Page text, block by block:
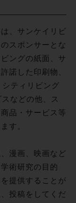
、サンケイリビ
スポンサーとな
ングの紙面、サ
諾した印刷物、
ティリビング
などの他、ス
品・サービス等
す。
漫画、映画など
術研究の目的
提供することが
投稿をしてくだ